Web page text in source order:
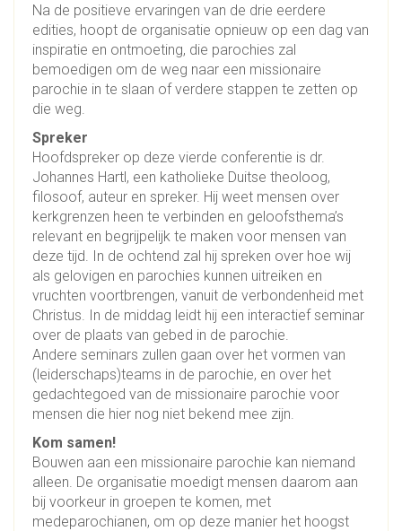
Na de positieve ervaringen van de drie eerdere
edities, hoopt de organisatie opnieuw op een dag van
inspiratie en ontmoeting, die parochies zal
bemoedigen om de weg naar een missionaire
parochie in te slaan of verdere stappen te zetten op
die weg.
Spreker
Hoofdspreker op deze vierde conferentie is dr.
Johannes Hartl, een katholieke Duitse theoloog,
filosoof, auteur en spreker. Hij weet mensen over
kerkgrenzen heen te verbinden en geloofsthema’s
relevant en begrijpelijk te maken voor mensen van
deze tijd. In de ochtend zal hij spreken over hoe wij
als gelovigen en parochies kunnen uitreiken en
vruchten voortbrengen, vanuit de verbondenheid met
Christus. In de middag leidt hij een interactief seminar
over de plaats van gebed in de parochie.
Andere seminars zullen gaan over het vormen van
(leiderschaps)teams in de parochie, en over het
gedachtegoed van de missionaire parochie voor
mensen die hier nog niet bekend mee zijn.
Kom samen!
Bouwen aan een missionaire parochie kan niemand
alleen. De organisatie moedigt mensen daarom aan
bij voorkeur in groepen te komen, met
medeparochianen, om op deze manier het hoogst